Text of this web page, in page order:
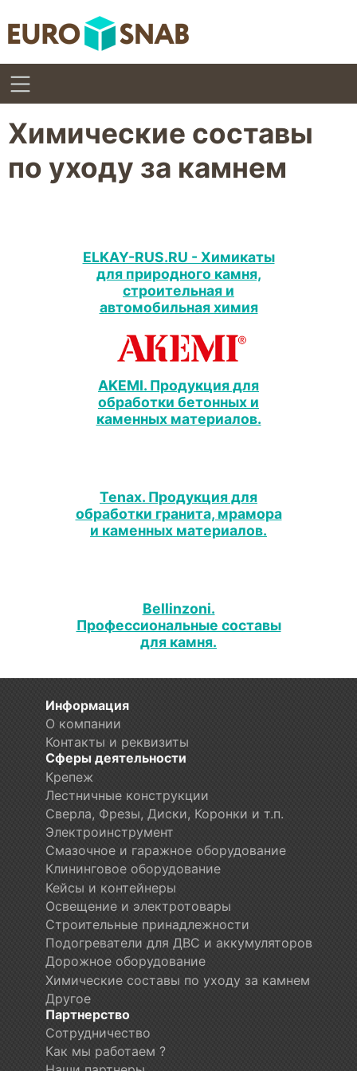
Химические составы
по уходу за камнем
ELKAY-RUS.RU - Химикаты
для природного камня,
строительная и
автомобильная химия
AKEMI. Продукция для
обработки бетонных и
каменных материалов.
Tenax. Продукция для
обработки гранита, мрамора
и каменных материалов.
Bellinzoni.
Профессиональные составы
для камня.
Информация
О компании
Контакты и реквизиты
Сферы деятельности
Крепеж
Лестничные конструкции
Сверла, Фрезы, Диски, Коронки и т.п.
Электроинструмент
Смазочное и гаражное оборудование
Клининговое оборудование
Кейсы и контейнеры
Освещение и электротовары
Строительные принадлежности
Подогреватели для ДВС и аккумуляторов
Дорожное оборудование
Химические составы по уходу за камнем
Другое
Партнерство
Сотрудничество
Как мы работаем ?